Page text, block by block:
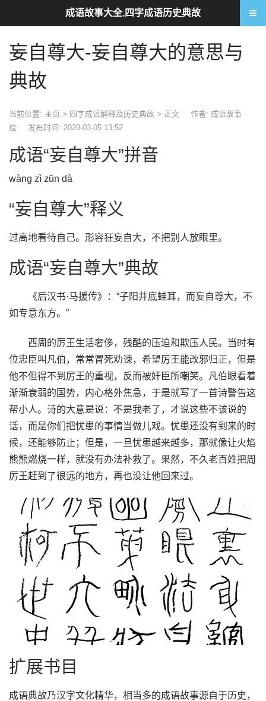
妄自尊大-妄自尊大的意思与
典故
当前位置: 主页 > 四字成语解释及历史典故 > 正文
作者: 成语故事
烩
发布时间: 2020-03-05 13:52
成语“妄自尊大”拼音
wàng zì zūn dà
“妄自尊大”释义
过高地看待自己。形容狂妄自大，不把别人放眼里。
成语“妄自尊大”典故
《后汉书·马援传》：“子阳井底蛙耳，而妄自尊大，不
如专意东方。”
西周的厉王生活奢侈，残酷的压迫和欺压人民。当时有
位忠臣叫凡伯，常常冒死劝谏，希望厉王能改邪归正，但是
他不但得不到厉王的重视，反而被奸臣所嘲笑。凡伯眼看着
渐渐衰弱的国势，内心格外焦急，于是就写了一首诗警告这
帮小人。诗的大意是说：不是我老了，才说这些不该说的
话，而是你们把忧患的事情当做儿戏。忧患还没有到来的时
候，还能够防止；但是，一旦忧患越来越多，那就像让火焰
熊熊燃烧一样，就没有办法补救了。果然，不久老百姓把周
厉王赶到了很远的地方，再也没让他回来过。
扩展书目
成语典故乃汉字文化精华，相当多的成语故事源自于历史，
成语故事大全,四字成语历史典故